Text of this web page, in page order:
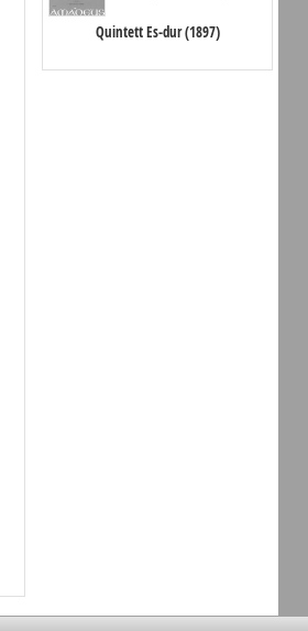
Quintett Es-dur (1897)